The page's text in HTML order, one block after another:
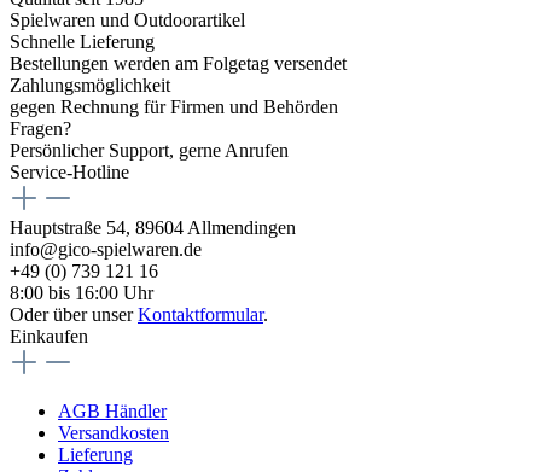
Spielwaren und Outdoorartikel
Schnelle Lieferung
Bestellungen werden am Folgetag versendet
Zahlungsmöglichkeit
gegen Rechnung für Firmen und Behörden
Fragen?
Persönlicher Support, gerne Anrufen
Service-Hotline
Hauptstraße 54, 89604 Allmendingen
info@gico-spielwaren.de
+49 (0) 739 121 16
8:00 bis 16:00 Uhr
Oder über unserKontaktformular.
Einkaufen
AGB Händler
Versandkosten
Lieferung